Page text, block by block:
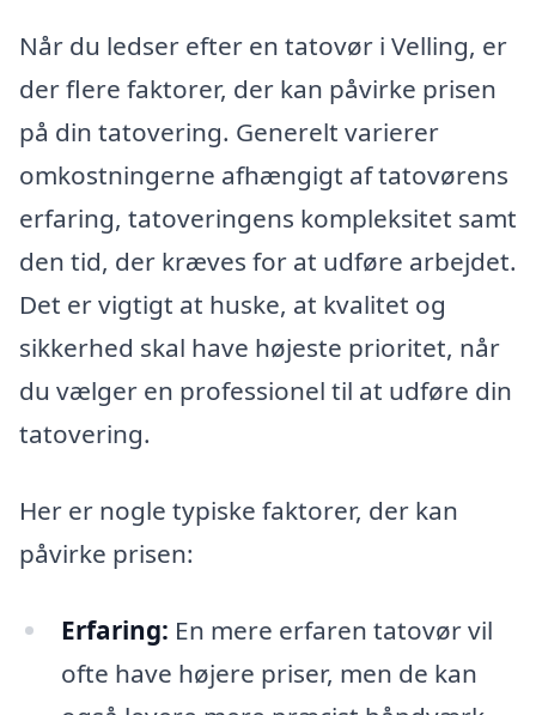
Når du ledser efter en tatovør i Velling, er
der flere faktorer, der kan påvirke prisen
på din tatovering. Generelt varierer
omkostningerne afhængigt af tatovørens
erfaring, tatoveringens kompleksitet samt
den tid, der kræves for at udføre arbejdet.
Det er vigtigt at huske, at kvalitet og
sikkerhed skal have højeste prioritet, når
du vælger en professionel til at udføre din
tatovering.
Her er nogle typiske faktorer, der kan
påvirke prisen:
Erfaring: En mere erfaren tatovør vil
ofte have højere priser, men de kan